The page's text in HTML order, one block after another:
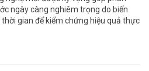
ngày càng nghiêm trọng do biến
gian để kiểm chứng hiệu quả thực